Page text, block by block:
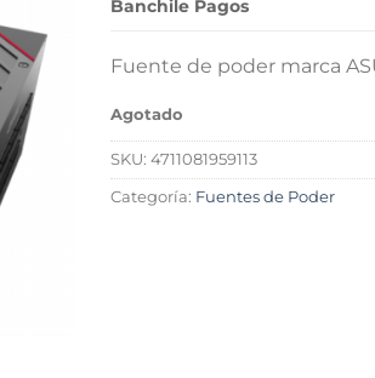
Banchile Pagos
Fuente de poder marca
Agotado
SKU: 4711081959113
Categoría: Fuentes de Poder